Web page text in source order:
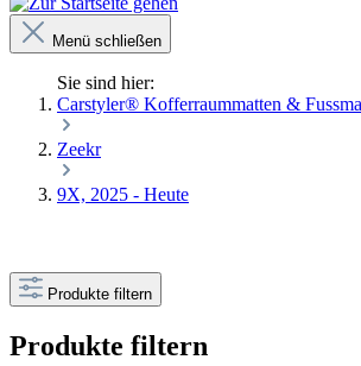
Menü schließen
Sie sind hier:
Carstyler® Kofferraummatten &
Zeekr
9X, 2025 - Heute
Produkte filtern
Produkte filtern